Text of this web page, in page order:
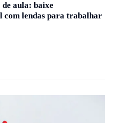
aula: baixe
lendas para trabalhar